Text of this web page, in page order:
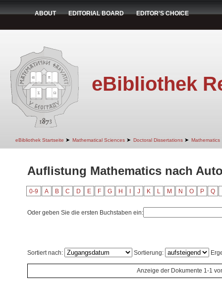
ABOUT EDITORIAL BOARD EDITOR'S CHOICE
eBibliothek
eBibliothek Startseite ➤ Mathematical Sciences ➤ Doctoral Dissertations ➤ Mathematics
Auflistung Mathematics nach
0-9 A B C D E F G H J K L M N O P Q
Oder geben Sie die ersten Buchstaben ein:
Sortiert nach: Sortierung:
Anzeige der Dokumente 1-1